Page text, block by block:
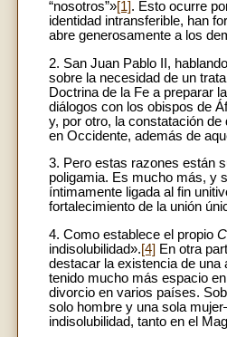
“nosotros”»[1]. Esto ocurre
identidad intransferible, han
abre generosamente a los
2. San Juan Pablo II,
sobre la necesidad de un
Doctrina de la Fe a preparar
diálogos con los obispos de
y, por otro, la constatación
en Occidente, además de
3. Pero estas razones están
poligamia. Es mucho más, y
íntimamente ligada al fin
fortalecimiento de la unión
4. Como establece el propio
indisolubilidad».[4] En otra
destacar la existencia de una
tenido mucho más espacio
divorcio en varios países.
solo hombre y una sola
indisolubilidad, tanto en el